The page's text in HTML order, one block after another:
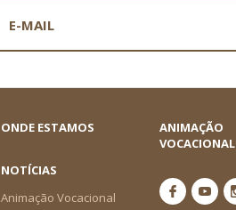
ONDE ESTAMOS
ANIMAÇÃO
VOCACIONAL
NOTÍCIAS
Animação Vocacional